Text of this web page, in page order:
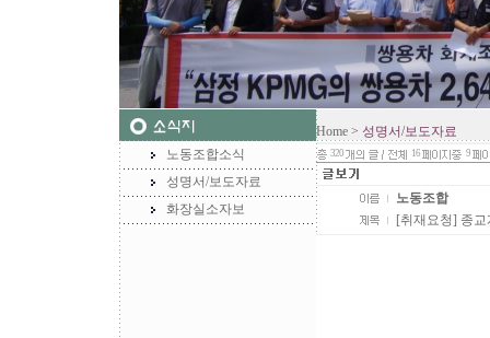
노동조합소식
성명서/보도자료
화장실소자보
Home > 성명서/보도자료
320 16 9
노동조합
[취재요청] 종